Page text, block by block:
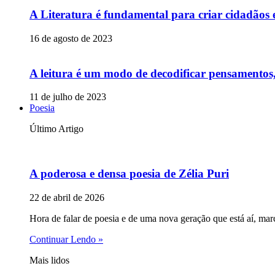
A Literatura é fundamental para criar cidadãos
16 de agosto de 2023
A leitura é um modo de decodificar
11 de julho de 2023
Poesia
Último Artigo
A poderosa e densa poesia de Zélia Puri
22 de abril de 2026
Hora de falar de poesia e de uma nova geração que está aí,
Continuar Lendo »
Mais lidos